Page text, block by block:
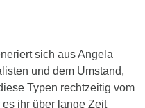
sich aus Angela
und dem Umstand,
Typen rechtzeitig vom
ihr über lange Zeit